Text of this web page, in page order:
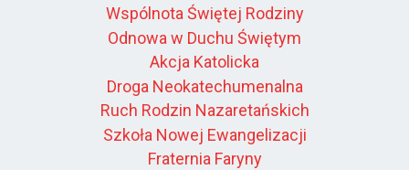
Wspólnota Świętej Rodziny
Odnowa w Duchu Świętym
Akcja Katolicka
Droga Neokatechumenalna
Ruch Rodzin Nazaretańskich
Szkoła Nowej Ewangelizacji
Fraternia Faryny